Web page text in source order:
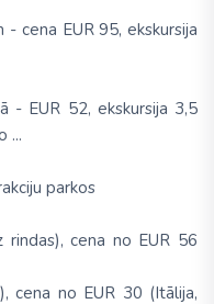
cena EUR 95, ekskursija
- EUR 52, ekskursija 3,5
...
parkos
cena no EUR 56
cena no EUR 30 (Itālija,